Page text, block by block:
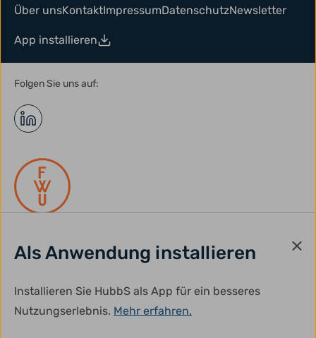
Als Anwendung installieren
Installieren Sie HubbS als App für ein besseres
Nutzungserlebnis. Mehr erfahren.
Über unsKontaktImpressumDatenschutzNewsletter
App installieren
Folgen Sie uns auf:
gefördert durch: